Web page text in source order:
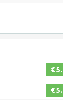
€
€